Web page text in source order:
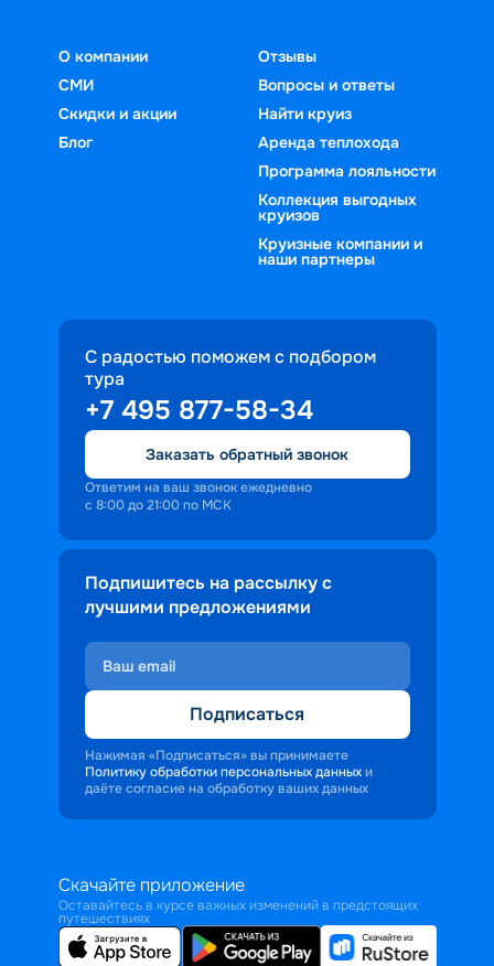
О компании
СМИ
Скидки и акции
Блог
Отзывы
Вопросы и ответы
Найти круиз
Аренда теплохода
Программа лояльности
Коллекция выгодных
круизов
Круизные компании и
наши партнеры
С радостью поможем с подбором
тура
+7 495 877-58-34
Заказать обратный звонок
Ответим на ваш звонок ежедневно
с 8:00 до 21:00 по МСК
Подпишитесь на рассылку с
лучшими предложениями
Подписаться
Нажимая «Подписаться» вы принимаете
Политику обработки персональных данных и
даёте согласие на обработку ваших данных
Скачайте приложение
Оставайтесь в курсе важных изменений в предстоящих
путешествиях